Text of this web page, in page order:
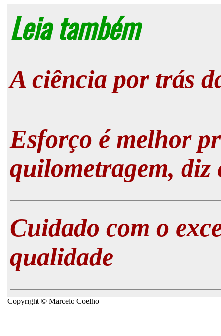
Leia também
A ciência por trás
Esforço é melhor
quilometragem, diz
Cuidado com o
qualidade
Copyright © Marcelo Coelho